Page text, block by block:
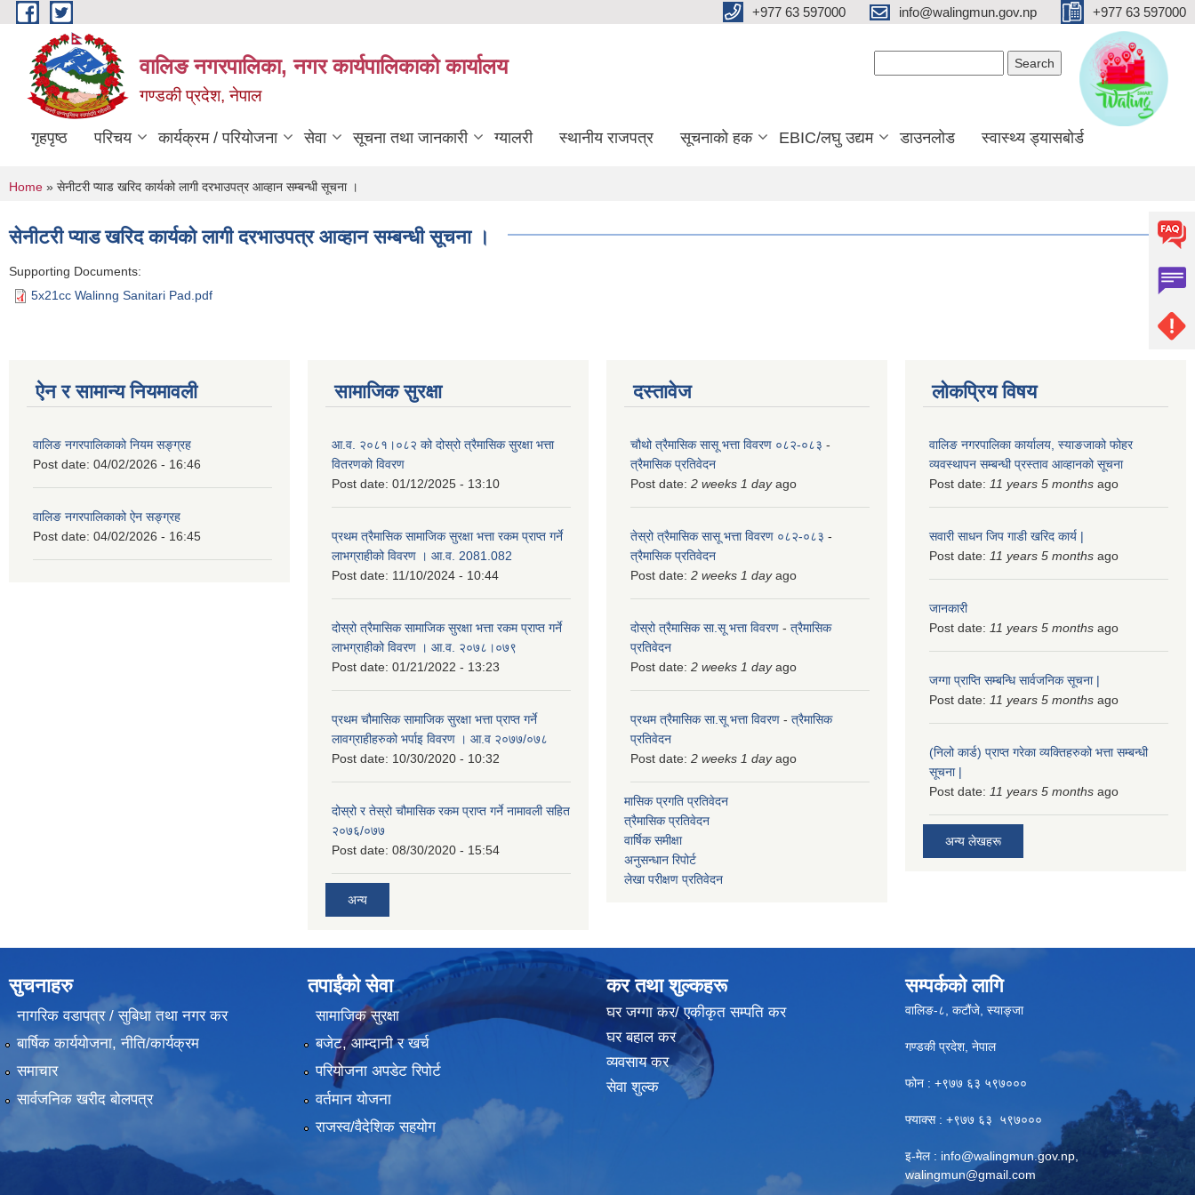
Skip to main content +977 63 597000 info@walingmun.gov.np +977 63 597000
वालिङ नगरपालिका, नगर कार्यपालिकाको कार्यालय
गण्डकी प्रदेश, नेपाल
गृहपृष्ठ परिचय कार्यक्रम / परियोजना सेवा सूचना तथा जानकारी ग्यालरी स्थानीय राजपत्र सूचनाको हक EBIC/लघु उद्यम डाउनलोड स्वास्थ्य ड्यासबोर्ड
You are here
Home » सेनीटरी प्याड खरिद कार्यको लागी दरभाउपत्र आव्हान सम्बन्धी सूचना ।
सेनीटरी प्याड खरिद कार्यको लागी दरभाउपत्र आव्हान सम्बन्धी सूचना ।
Supporting Documents:
5x21cc Walinng Sanitari Pad.pdf
ऐन र सामान्य नियमावली
वालिङ नगरपालिकाको नियम सङ्ग्रह
Post date: 04/02/2026 - 16:46
वालिङ नगरपालिकाको ऐन सङ्ग्रह
Post date: 04/02/2026 - 16:45
सामाजिक सुरक्षा
आ.व. २०८१।०८२ को दोस्रो त्रैमासिक सुरक्षा भत्ता
वितरणको विवरण
Post date: 01/12/2025 - 13:10
प्रथम त्रैमासिक सामाजिक सुरक्षा भत्ता रकम प्राप्त गर्ने
लाभग्राहीको विवरण । आ.व. 2081.082
Post date: 11/10/2024 - 10:44
दोस्रो त्रैमासिक सामाजिक सुरक्षा भत्ता रकम प्राप्त गर्ने
लाभग्राहीको विवरण । आ.व. २०७८।०७९
Post date: 01/21/2022 - 13:23
प्रथम चौमासिक सामाजिक सुरक्षा भत्ता प्राप्त गर्ने
लावग्राहीहरुको भर्पाइ विवरण । आ.व २०७७/०७८
Post date: 10/30/2020 - 10:32
दोस्रो र तेस्रो चौमासिक रकम प्राप्त गर्ने नामावली सहित
२०७६/०७७
Post date: 08/30/2020 - 15:54
अन्य
दस्तावेज
चौथो त्रैमासिक सासू भत्ता विवरण ०८२-०८३ -
त्रैमासिक प्रतिवेदन
Post date: 2 weeks 1 dayago
तेस्रो त्रैमासिक सासू भत्ता विवरण ०८२-०८३ -
त्रैमासिक प्रतिवेदन
Post date: 2 weeks 1 dayago
दोस्रो त्रैमासिक सा.सू भत्ता विवरण - त्रैमासिक
प्रतिवेदन
Post date: 2 weeks 1 dayago
प्रथम त्रैमासिक सा.सू भत्ता विवरण - त्रैमासिक
प्रतिवेदन
Post date: 2 weeks 1 dayago
मासिक प्रगति प्रतिवेदन
त्रैमासिक प्रतिवेदन
वार्षिक समीक्षा
अनुसन्धान रिपोर्ट
लेखा परीक्षण प्रतिवेदन
लोकप्रिय विषय
वालिङ नगरपालिका कार्यालय, स्याङजाको फोहर
व्यवस्थापन सम्बन्धी प्रस्ताव आव्हानको सूचना
Post date: 11 years 5 months ago
सवारी साधन जिप गाडी खरिद कार्य |
Post date: 11 years 5 months ago
जानकारी
Post date: 11 years 5 months ago
जग्गा प्राप्ति सम्बन्धि सार्वजनिक सूचना |
Post date: 11 years 5 months ago
(निलो कार्ड) प्राप्त गरेका व्यक्तिहरुको भत्ता सम्बन्धी
सूचना |
Post date: 11 years 5 months ago
अन्य लेखहरू
सुचनाहरु
नागरिक वडापत्र / सुबिधा तथा नगर कर
बार्षिक कार्ययोजना, नीति/कार्यक्रम
समाचार
सार्वजनिक खरीद बोलपत्र
तपाईंको सेवा
सामाजिक सुरक्षा
बजेट, आम्दानी र खर्च
परियोजना अपडेट रिपोर्ट
वर्तमान योजना
राजस्व/वैदेशिक सहयोग
कर तथा शुल्कहरू
घर जग्गा कर/ एकीकृत सम्पति कर
घर बहाल कर
व्यवसाय कर
सेवा शुल्क
सम्पर्कको लागि
वालिङ-८, कटौंजे, स्याङ्जा
गण्डकी प्रदेश, नेपाल
फोन : +९७७ ६३ ५९७०००
फ्याक्स : +९७७ ६३ ५९७०००
इ-मेल : info@walingmun.gov.np
walingmun@gmail.com